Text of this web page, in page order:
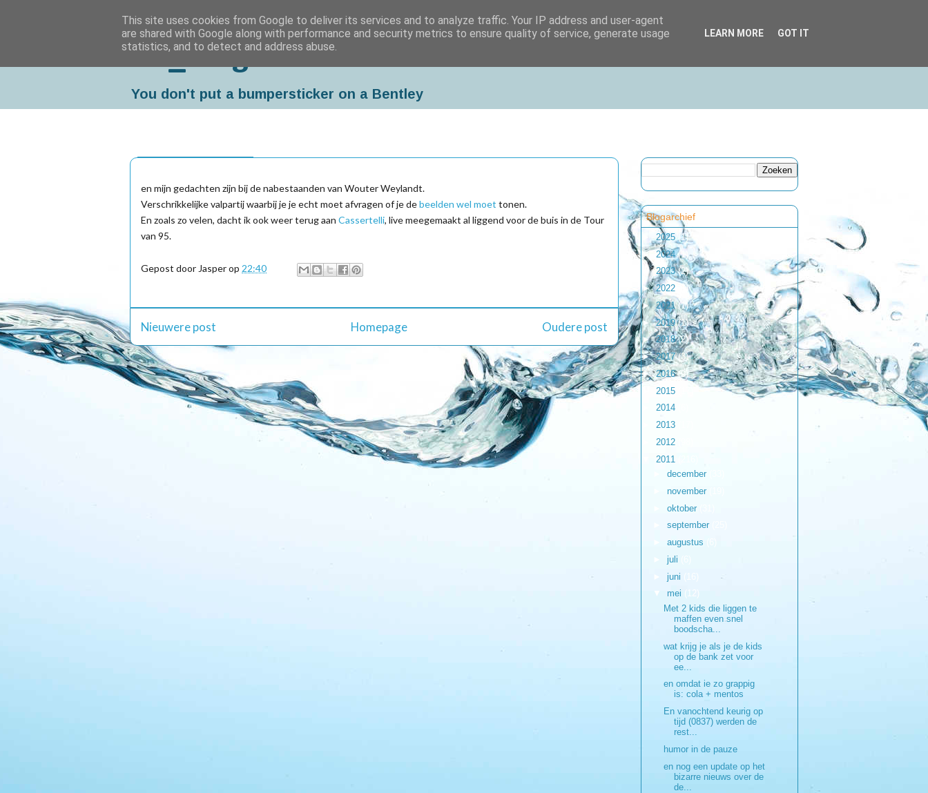
Da_Blog
You don't put a bumpersticker on a Bentley
en mijn gedachten zijn bij de nabestaanden van Wouter Weylandt.
Verschrikkelijke valpartij waarbij je je echt moet afvragen of je debeelden wel moet tonen.
En zoals zo velen, dacht ik ook weer terug aan Cassertelli, live meegemaakt al liggend voor de buis in de Tour
van 95.
Gepost door Jasperop 22:40
Nieuwere post Oudere post
Homepage
Blogarchief
2025 (1)
► 2024(1)
►2023(2)
►2022
(1)
►2021(1)
►2019(1)
►2018(2)
►2017(3)
►2016(9)
2015
2014
2013
2012
2011
december
november
oktober
september
augustus
juli
juni
▼ mei (12)
Met 2 kids die liggen te
maffen even snel
boodscha...
wat krijg je als je de kids
op de bank zet voor
ee...
en omdat ie zo grappig
is: cola + mentos
En vanochtend keurig op
tijd (0837) werden de
rest...
humor in de pauze
en nog een update op het
bizarre nieuws over de
de...
This site uses cookies from Google to deliver its services and to analyze traffic. Your IP address and user-agent
are shared with Google along with performance and security metrics to ensure quality of service, generate usage
statistics, and to detect and address abuse.
LEARN MORE GOT IT